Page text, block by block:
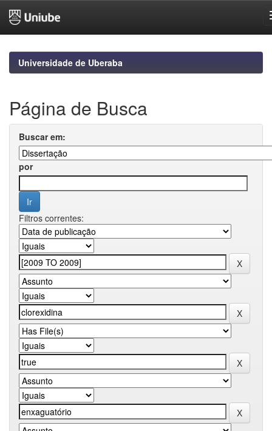
navigationUniversidade de Uberaba
Página de Busca
Buscar em:
por
Filtros correntes: